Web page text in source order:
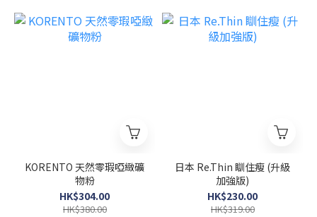
KORENTO 天然零瑕啞緻礦
物粉
HK$304.00
HK$380.00
日本 Re.Thin 瞓住瘦 (升級
加強版)
HK$230.00
HK$319.00